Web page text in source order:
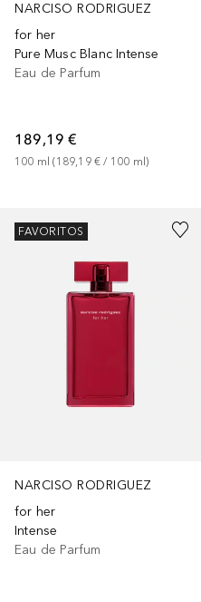
NARCISO RODRIGUEZ
for her
Pure Musc Blanc Intense
Eau de Parfum
189,19 €
100 ml (189,19 € / 100 ml)
NARCISO RODRIGUEZ
for her
Intense
Eau de Parfum
FAVORITOS